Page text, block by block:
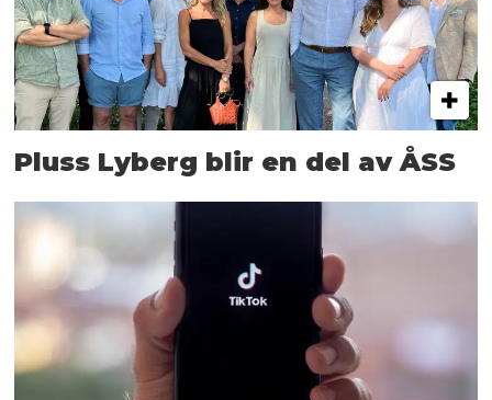
Pluss Lyberg blir en del av ÅSS